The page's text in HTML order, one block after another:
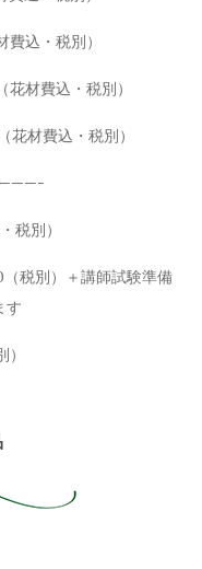
材費込・税別）
（花材費込・税別）
（花材費込・税別）
税別）
税別）＋講師試験準備
す
）